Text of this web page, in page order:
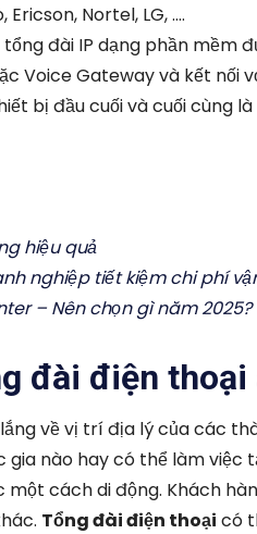
Nortel, LG, ….
đài IP dạng phần mềm
Voice Gateway và kết nối
bị đầu cuối và cuối cùng
hiệu quả
nghiệp tiết kiệm chi phí
– Nên chọn gì năm 2025?
đài điện thoại
về vị trí địa lý của các
nào hay có thể làm việc
cách di động. Khách
Tổng đài điện thoại có